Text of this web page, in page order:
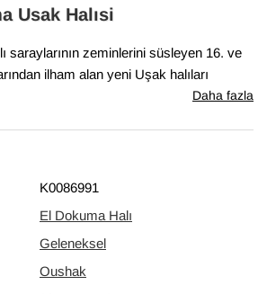
Usak Halısi
saraylarının zeminlerini süsleyen 16. ve
ilham alan yeni Uşak halıları
tasarımları el dokumasıyla hayata
Daha fazla
K0086991
El Dokuma Halı
Geleneksel
Oushak